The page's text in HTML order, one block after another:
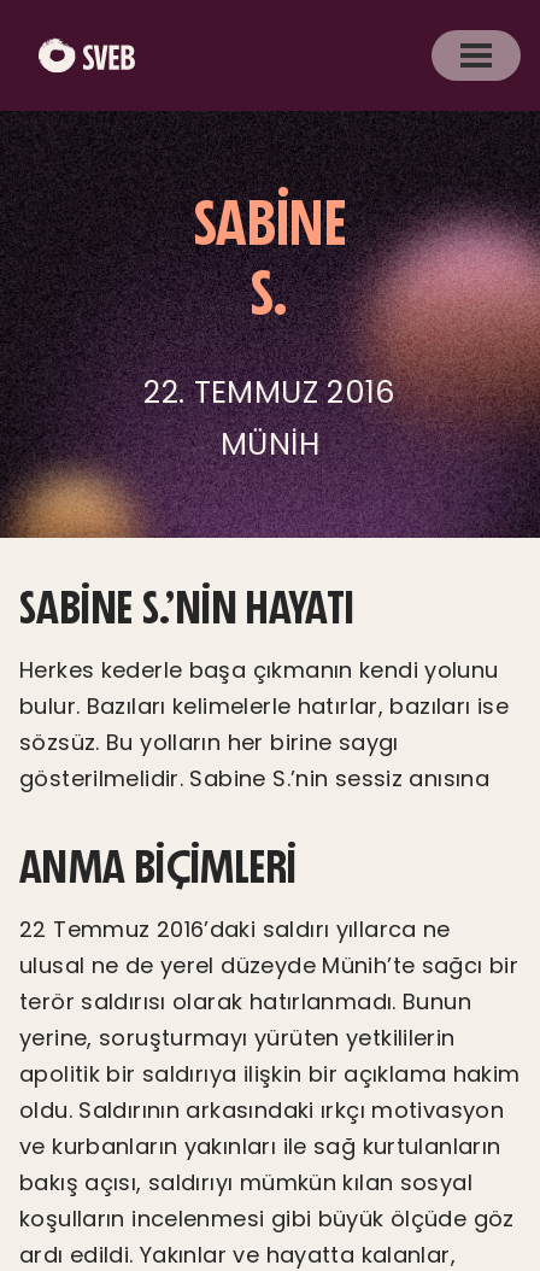
SABINE
S.
22. TEMMUZ 2016
MÜNIH
SABINE S.’NIN HAYATI
Herkes kederle başa çıkmanın kendi yolunu
bulur. Bazıları kelimelerle hatırlar, bazıları ise
sözsüz. Bu yolların her birine saygı
gösterilmelidir. Sabine S.’nin sessiz anısına
ANMA BIÇIMLERI
22 Temmuz 2016’daki saldırı yıllarca ne
ulusal ne de yerel düzeyde Münih’te sağcı bir
terör saldırısı olarak hatırlanmadı. Bunun
yerine, soruşturmayı yürüten yetkililerin
apolitik bir saldırıya ilişkin bir açıklama hakim
oldu. Saldırının arkasındaki ırkçı motivasyon
ve kurbanların yakınları ile sağ kurtulanların
bakış açısı, saldırıyı mümkün kılan sosyal
koşulların incelenmesi gibi büyük ölçüde göz
ardı edildi. Yakınlar ve hayatta kalanlar,